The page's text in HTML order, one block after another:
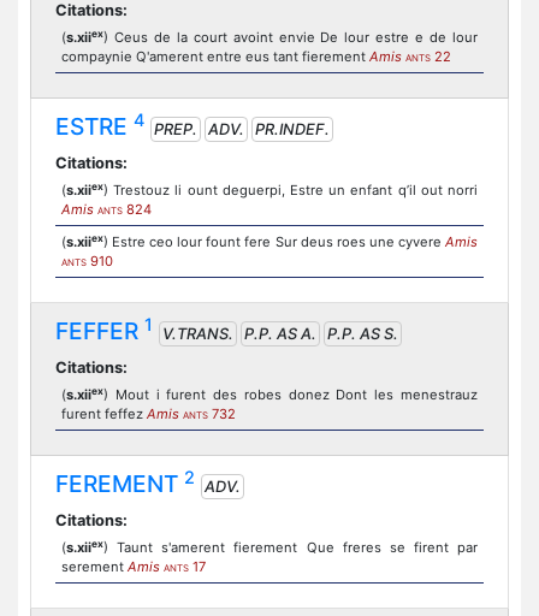
Citations:
(s.xiiex) Ceus de la court avoint envie De lour estre e de lour
compaynie Q'amerent entre eus tant fierement Amis ANTS 22
ESTRE 4 PREP. ADV.
PR.INDEF.
Citations:
(s.xiiex) Trestouz li ount deguerpi, Estre un enfant q’il out norri
Amis ANTS 824
(s.xiiex) Estre ceo lour fount fere Sur deus roes une cyvere Amis
ANTS 910
FEFFER 1 V.TRANS. P.P. AS A.
P.P. AS S.
Citations:
(s.xiiex) Mout i furent des robes donez Dont les menestrauz
furent feffez Amis ANTS 732
FEREMENT 2 ADV.
Citations:
(s.xiiex) Taunt s'amerent fierement Que freres se firent par
serement Amis ANTS 17